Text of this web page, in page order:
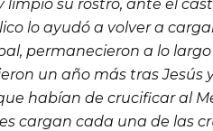
limpió su rostro, ante el
lo ayudó a volver a
permanecieron a lo
un año más tras Jesús
habían de crucificar al
cargan cada una de las